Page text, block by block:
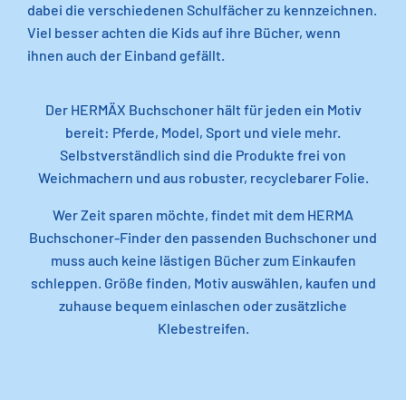
dabei die verschiedenen Schulfächer zu kennzeichnen.
Viel besser achten die Kids auf ihre Bücher, wenn
ihnen auch der Einband gefällt.
Der HERMÄX Buchschoner hält für jeden ein Motiv
bereit: Pferde, Model, Sport und viele mehr.
Selbstverständlich sind die Produkte frei von
Weichmachern und aus robuster, recyclebarer Folie.
Wer Zeit sparen möchte, findet mit dem HERMA
Buchschoner-Finder den passenden Buchschoner und
muss auch keine lästigen Bücher zum Einkaufen
schleppen. Größe finden, Motiv auswählen, kaufen und
zuhause bequem einlaschen oder zusätzliche
Klebestreifen.